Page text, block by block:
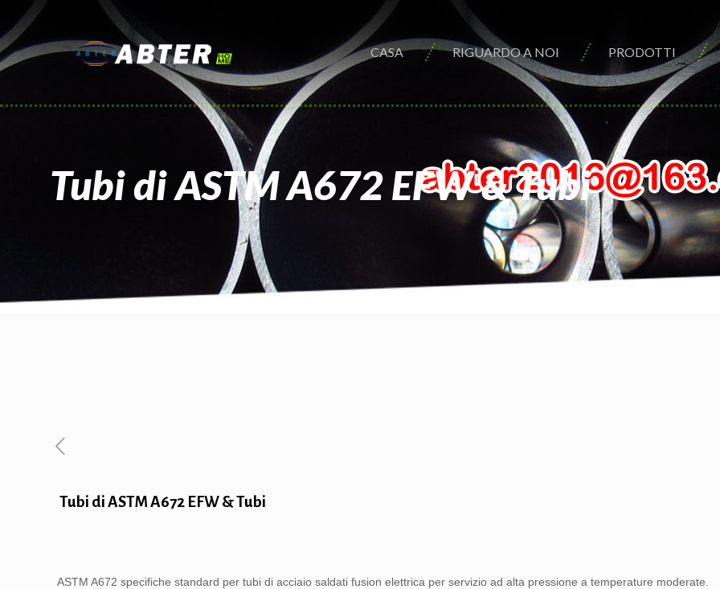
CASA RIGUARDO A NOI PRODOTTI
Tubi di ASTM A672 EFW & Tubi
Tubi di ASTM A672 EFW & Tubi
ASTM A672 specifiche standard per tubi di acciaio saldati fusion elettrica per servizio ad alta pressione a temperature moderate.